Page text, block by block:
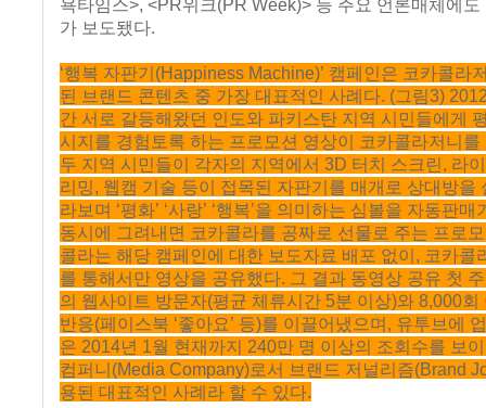
욕타임스>, <PR위크(PR Week)> 등 주요 언론매체에
가 보도됐다.
‘행복 자판기(Happiness Machine)’ 캠페인은 코카콜라
된 브랜드 콘텐츠 중 가장 대표적인 사례다. (그림3)
간 서로 갈등해왔던 인도와 파키스탄 지역 시민들에게
시지를 경험토록 하는 프로모션 영상이 코카콜라저니를
두 지역 시민들이 각자의 지역에서 3D 터치 스크린, 라
리밍, 웹캠 기술 등이 접목된 자판기를 매개로 상대방을
라보며 ‘평화’ ‘사랑’ ‘행복’을 의미하는 심볼을 자동판
동시에 그려내면 코카콜라를 공짜로 선물로 주는 프로
콜라는 해당 캠페인에 대한 보도자료 배포 없이, 코카콜
를 통해서만 영상을 공유했다. 그 결과 동영상 공유 첫
의 웹사이트 방문자(평균 체류시간 5분 이상)와 8,000회
반응(페이스북 ‘좋아요’ 등)를 이끌어냈으며, 유투브에
은 2014년 1월 현재까지 240만 명 이상의 조회수를 보
컴퍼니(Media Company)로서 브랜드 저널리즘(Brand
용된 대표적인 사례라 할 수 있다.